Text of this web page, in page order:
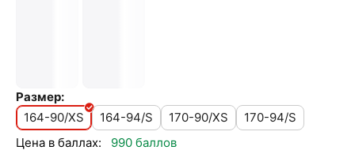
Размер:
164-90/XS
164-94/S 170-90/XS
170-94/S
Цена в баллах:
990 баллов